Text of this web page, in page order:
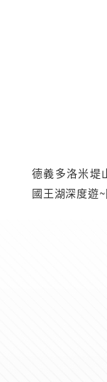
德義多洛米堤
國王湖深度遊